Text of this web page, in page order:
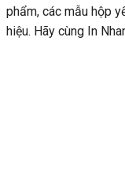
phẩm, các mẫu hộp
hiệu. Hãy cùng In